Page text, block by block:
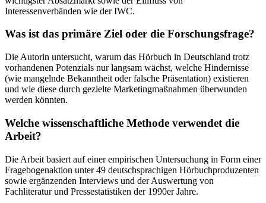
Interessenverbänden wie der IWC.
Was ist das primäre Ziel oder die Forschungsfrage?
Die Autorin untersucht, warum das Hörbuch in Deutschland trotz
vorhandenen Potenzials nur langsam wächst, welche Hindernisse
(wie mangelnde Bekanntheit oder falsche Präsentation) existieren
und wie diese durch gezielte Marketingmaßnahmen überwunden
werden könnten.
Welche wissenschaftliche Methode verwendet die
Arbeit?
Die Arbeit basiert auf einer empirischen Untersuchung in Form einer
Fragebogenaktion unter 49 deutschsprachigen Hörbuchproduzenten
sowie ergänzenden Interviews und der Auswertung von
Fachliteratur und Pressestatistiken der 1990er Jahre.